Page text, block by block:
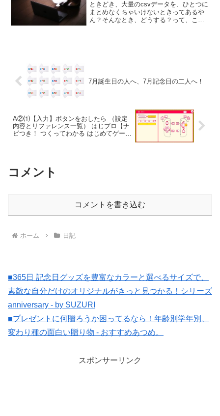
ときどき、大量のcsvデータを、ひとつに
まとめなくちゃいけないときってあるや
ん？そんなとき、どうする？って、こと
7月誕生日の人へ、7月記念日の二人へ！
A②⑴【入力】ボタンをおしたら （設定
内容とリファレンス一覧） はじプロ【ナ
ビつき！ つくってわかる はじめてゲーム
コメント
コメントを書き込む
ホーム 日記
■365日 記念日グッズを豊富なカラーと選べるサイズで、
素敵な自分だけのオリジナルがきっと見つかる！シリーズ
anniversary - by SUZURI
■プレゼントに何贈ろうか困ってるなら！年齢別学年別、
変わり種の面白い贈り物 - おすすめあつめ。
スポンサーリンク